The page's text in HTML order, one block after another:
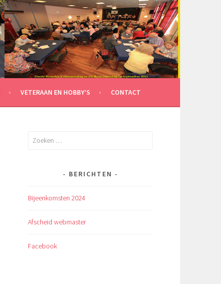
VETERAAN EN HOBBY’S CONTACT
Zoeken
BERICHTEN
Bijeenkomsten 2024
Afscheid webmaster
Facebook